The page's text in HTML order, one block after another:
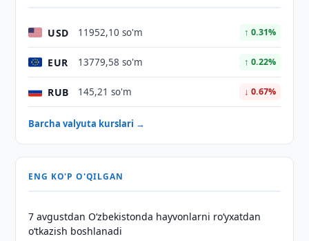
USD 11952,10 so'm ↑ 0.31%
EUR 13779,58 so'm ↑ 0.22%
RUB 145,21 so'm ↓ 0.67%
Barcha valyuta kurslari →
ENG KO'P O'QILGAN
7 avgustdan O‘zbekistonda hayvonlarni ro‘yxatdan
o‘tkazish boshlanadi